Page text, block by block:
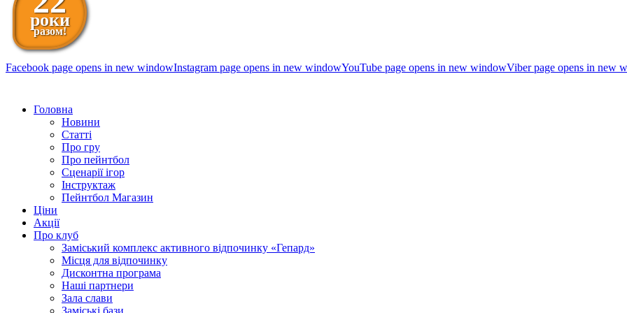
роки
разом!
Facebook page opens in new windowInstagram page opens in new windowYouTube page opens in new windowViber page opens in new
Головна
Новини
Статті
Про гру
Про пейнтбол
Сценарії ігор
Інструктаж
Пейнтбол Магазин
Ціни
Акції
Про клуб
Заміський комплекс активного відпочинку «Гепард»
Місця для відпочинку
Дисконтна програма
Наші партнери
Зала слави
Заміські бази